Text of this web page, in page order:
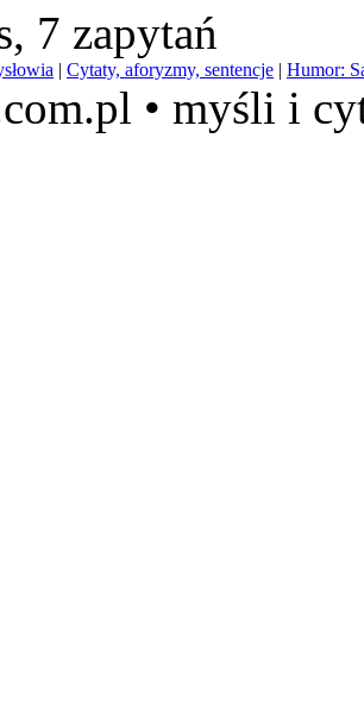
7 zapytań
| Cytaty, aforyzmy, sentencje | Humor:
• myśli i